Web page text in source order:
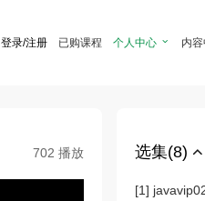
登录/注册 已购课程 个人中心  内
702 播放 选集(8)
[1]